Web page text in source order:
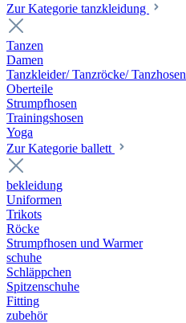
Zur Kategorie tanzkleidung
Tanzen
Damen
Tanzkleider/ Tanzröcke/ Tanzhosen
Oberteile
Strumpfhosen
Trainingshosen
Yoga
Zur Kategorie ballett
bekleidung
Uniformen
Trikots
Röcke
Strumpfhosen und Warmer
schuhe
Schläppchen
Spitzenschuhe
Fitting
zubehör